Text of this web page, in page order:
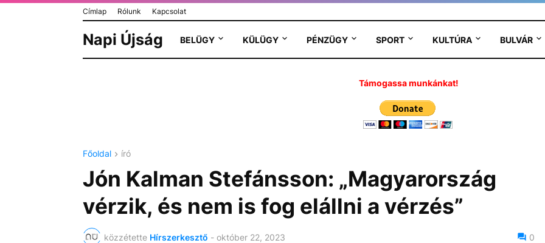
Címlap Rólunk Kapcsolat
Napi Újság BELÜGY KÜLÜGY PÉNZÜGY SPORT KULTÚRA BULVÁR
Támogassa munkánkat!
Főoldal író
Jón Kalman Stefánsson: „Magyarország
vérzik, és nem is fog elállni a vérzés”
közzétette Hírszerkesztő - október 22, 2023 0